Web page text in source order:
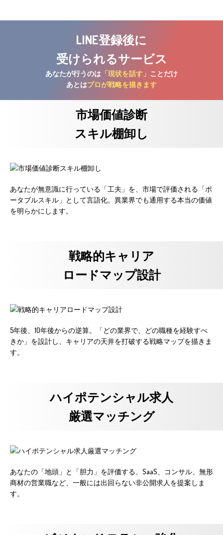
LINE登録後に
受けられるサービス
あなたが行うのは 「現状を話す」 ことだけ
あとはプロが戦略を描きます
市場価値診断
スキル棚卸し
あなたが無意識に行っている「工夫」を、市場で評価される「ポ
ータブルスキル」として言語化。異業界でも通用する本当の価値
を明らかにします。
戦略的キャリア
ロードマップ設計
5年後、10年後からの逆算。「どの業界で、どの職種を経験すべ
きか」を設計し、キャリアの天井を打破する戦略マップを描きま
す。
ハイポテンシャル求人
厳選マッチング
あなたの「地頭」と「胆力」を評価する、SaaS、コンサル、無形
商材の営業職など、一般には出回らない非公開求人を提案しま
す。